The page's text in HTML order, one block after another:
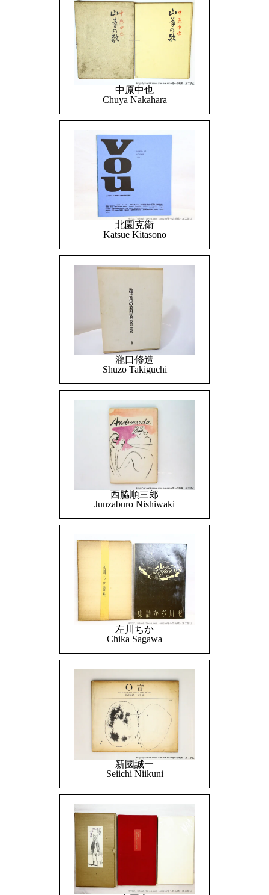
中原中也
Chuya Nakahara
北園克衛
Katsue Kitasono
瀧口修造
Shuzo Takiguchi
西脇順三郎
Junzaburo Nishiwaki
左川ちか
Chika Sagawa
新國誠一
Seiichi Niikuni